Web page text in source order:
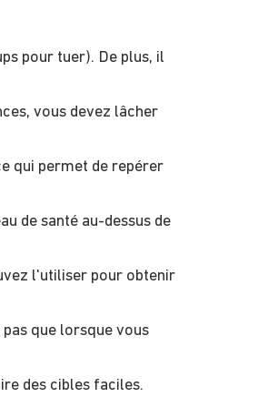
pour tuer). De plus, il
vous devez lâcher
qui permet de repérer
de santé au-dessus de
l'utiliser pour obtenir
que lorsque vous
des cibles faciles.